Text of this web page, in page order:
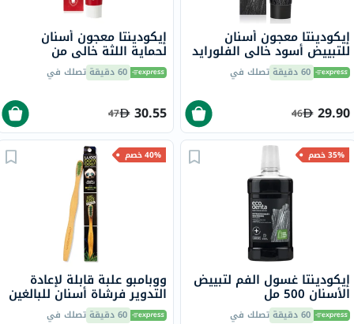
إيكودينتا معجون أسنان
للتبييض أسود خالي الفلورايد
100 مل 60 دقيقة تصلك في
29.90
46
إيكودينتا معجون أسنان
لحماية اللثة خالي من
الفلورايد مع زيت شجرة الشاي
75 مل 60 دقيقة تصلك في
30.55
47
35% خصم
إيكودينتا غسول الفم لتبييض
الأسنان 500 مل
60 دقيقة تصلك في
40% خصم
ووبامبو علبة قابلة لإعادة
التدوير فرشاة أسنان للبالغين
من الخيزران متوسطة 1 قطعة
60 دقيقة تصلك في